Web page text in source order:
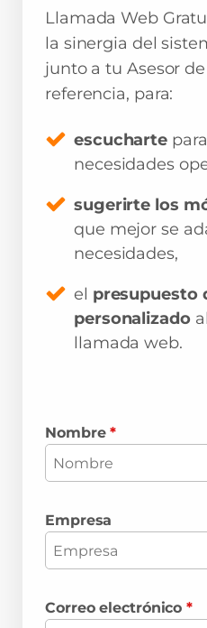
Llamada Web
la sinergia del
junto a tu Asesor
referencia, para:
escucharte
necesidades
sugerirte los
que mejor se
necesidades,
el presupuesto
personalizado
llamada web.
Nombre*
Empresa
Correo electrónico*